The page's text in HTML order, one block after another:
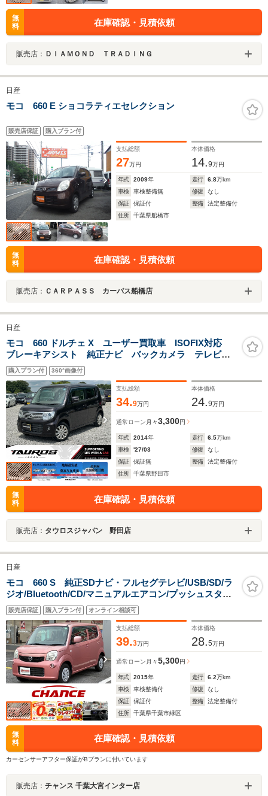
無
料
在庫確認・見積依頼
販売店： ＤＩＡＭＯＮＤ ＴＲＡＤＩＮＧ
日産
モコ 660 E ショコラティエセレクション
販売店保証 購入プラン付
支払総額
27万円
本体価格
14.9万円
年式 2009年 走行 6.8万km
車検
車検整備無 修復
なし
保証
保証付 整備
法定整備付
住所
千葉県船橋市
無
料
在庫確認・見積依頼
販売店： ＣＡＲＰＡＳＳ カーパス船橋店
日産
モコ 660 ドルチェ X ユーザー買取車 ISOFIX対応
ブレーキアシスト 純正ナビ バックカメラ テレビ
オートエアコン キーレス パーキングアシスト
購入プラン付 360°画像付
支払総額
34.9万円
本体価格
24.9万円
通常ローン 月々3,300円
年式 2014年 走行 6.5万km
車検
'27/03 修復
なし
保証
保証無 整備
法定整備付
住所
千葉県野田市
無
料
在庫確認・見積依頼
販売店： タウロスジャパン 野田店
日産
モコ 660 S 純正SDナビ・フルセグテレビ/USB/SD/ラ
ジオ/Bluetooth/CD/マニュアルエアコン/プッシュスター
ト/アイドリングストップ/光軸調整/電動格納ドアミラー/
パワーウィンドウ/スマートキー/シガーソケット
販売店保証 購入プラン付 オンライン相談可
支払総額
39.3万円
本体価格
28.5万円
通常ローン 月々5,300円
年式 2015年 走行 6.2万km
車検
車検整備付 修復
なし
保証
保証付 整備
法定整備付
住所
千葉県千葉市緑区
無
料
在庫確認・見積依頼
カーセンサーアフター保証がBプランに付いています
販売店： チャンス 千葉大宮インター店